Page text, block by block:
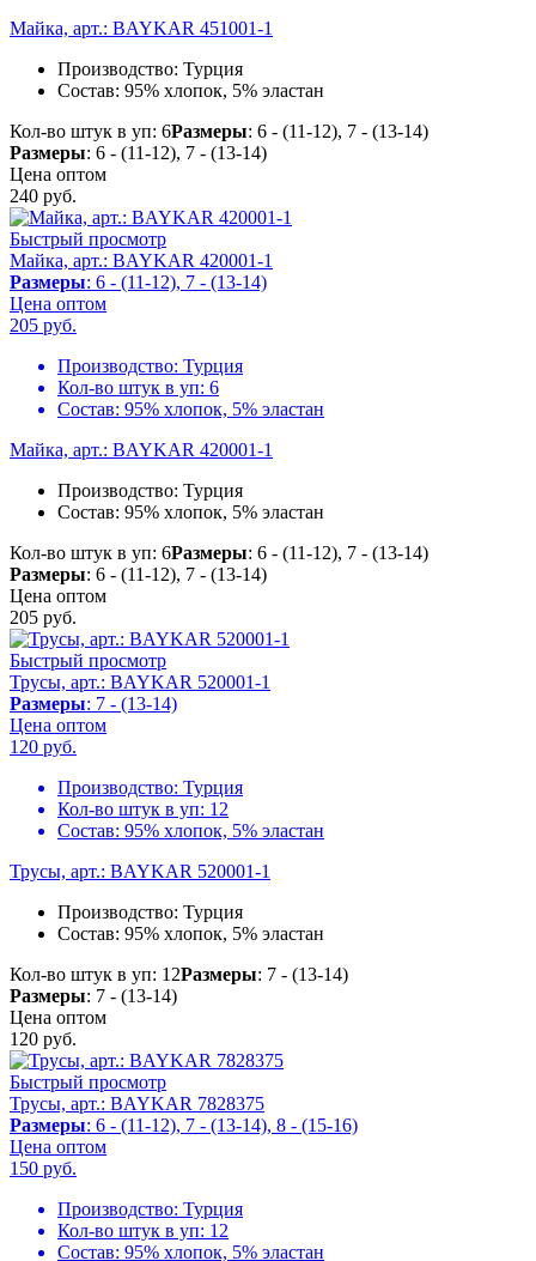
Майка, арт.: BAYKAR 451001-1
Производство: Турция
Состав: 95% хлопок, 5% эластан
Кол-во штук в уп: 6Размеры: 6 - (11-12), 7 - (13-14)
Размеры: 6 - (11-12), 7 - (13-14)
Цена оптом
240 руб.
Быстрый просмотр
Майка, арт.: BAYKAR 420001-1
Размеры: 6 - (11-12), 7 - (13-14)
Цена оптом
205 руб.
Производство: Турция
Кол-во штук в уп: 6
Состав: 95% хлопок, 5% эластан
Майка, арт.: BAYKAR 420001-1
Производство: Турция
Состав: 95% хлопок, 5% эластан
Кол-во штук в уп: 6Размеры: 6 - (11-12), 7 - (13-14)
Размеры: 6 - (11-12), 7 - (13-14)
Цена оптом
205 руб.
Быстрый просмотр
Трусы, арт.: BAYKAR 520001-1
Размеры: 7 - (13-14)
Цена оптом
120 руб.
Производство: Турция
Кол-во штук в уп: 12
Состав: 95% хлопок, 5% эластан
Трусы, арт.: BAYKAR 520001-1
Производство: Турция
Состав: 95% хлопок, 5% эластан
Кол-во штук в уп: 12Размеры: 7 - (13-14)
Размеры: 7 - (13-14)
Цена оптом
120 руб.
Быстрый просмотр
Трусы, арт.: BAYKAR 7828375
Размеры: 6 - (11-12), 7 - (13-14), 8 - (15-16)
Цена оптом
150 руб.
Производство: Турция
Кол-во штук в уп: 12
Состав: 95% хлопок, 5% эластан